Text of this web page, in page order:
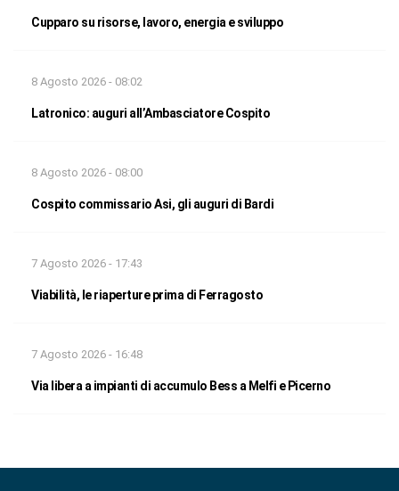
Cupparo su risorse, lavoro, energia e sviluppo
8 Agosto 2026 - 08:02
Latronico: auguri all’Ambasciatore Cospito
8 Agosto 2026 - 08:00
Cospito commissario Asi, gli auguri di Bardi
7 Agosto 2026 - 17:43
Viabilità, le riaperture prima di Ferragosto
7 Agosto 2026 - 16:48
Via libera a impianti di accumulo Bess a Melfi e Picerno